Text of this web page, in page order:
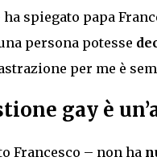
spiegato papa
persona potesse
per me è
gay è
Francesco – non ha